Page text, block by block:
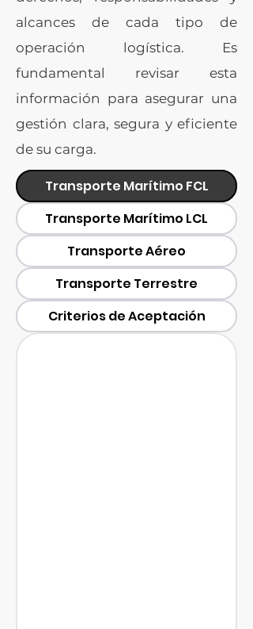
alcances de cada tipo de
operación logística. Es
fundamental revisar esta
información para asegurar una
gestión clara, segura y eficiente
de su carga.
Transporte Marítimo FCL
Transporte Marítimo LCL
Transporte Aéreo
Transporte Terrestre
Criterios de Aceptación